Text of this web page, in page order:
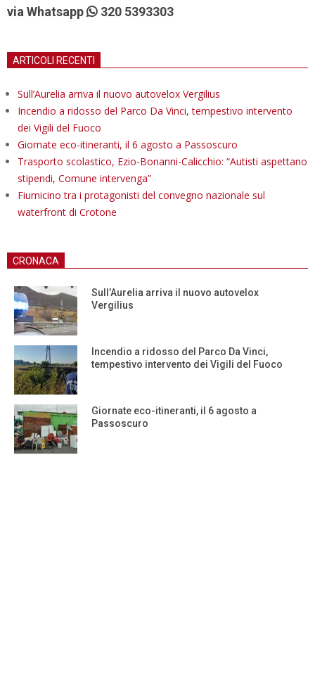
via Whatsapp
320 5393303
ARTICOLI RECENTI
Sull’Aurelia arriva il nuovo autovelox Vergilius
Incendio a ridosso del Parco Da Vinci, tempestivo intervento
dei Vigili del Fuoco
Giornate eco-itineranti, il 6 agosto a Passoscuro
Trasporto scolastico, Ezio-Bonanni-Calicchio: “Autisti aspettano
stipendi, Comune intervenga”
Fiumicino tra i protagonisti del convegno nazionale sul
waterfront di Crotone
CRONACA
Sull’Aurelia arriva il nuovo autovelox
Vergilius
Incendio a ridosso del Parco Da Vinci,
tempestivo intervento dei Vigili del Fuoco
Giornate eco-itineranti, il 6 agosto a
Passoscuro